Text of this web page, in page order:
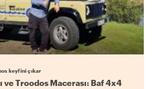
keyfini çıkar
ve Troodos Macerası: Baf 4x4